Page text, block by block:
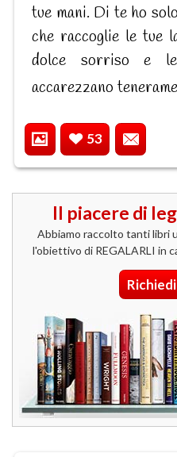
tue mani. Di te ho
che raccoglie le tue
dolce sorriso e
accarezzano
53
Il piacere di
Abbiamo raccolto tanti libri
l'obiettivo di REGALARLI in